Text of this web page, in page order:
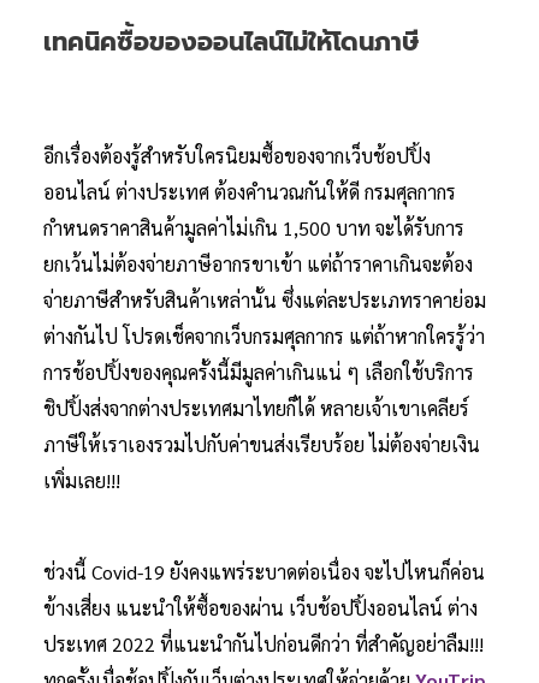
เทคนิคซื้อของออนไลน์ไม่ให้โดนภาษี
อีกเรื่องต้องรู้สำหรับใครนิยมซื้อของจากเว็บช้อปปิ้ง
ออนไลน์ ต่างประเทศ ต้องคำนวณกันให้ดี กรมศุลกากร
กำหนดราคาสินค้ามูลค่าไม่เกิน 1,500 บาท จะได้รับการ
ยกเว้นไม่ต้องจ่ายภาษีอากรขาเข้า แต่ถ้าราคาเกินจะต้อง
จ่ายภาษีสำหรับสินค้าเหล่านั้น ซึ่งแต่ละประเภทราคาย่อม
ต่างกันไป โปรดเช็คจากเว็บกรมศุลกากร แต่ถ้าหากใครรู้ว่า
การช้อปปิ้งของคุณครั้งนี้มีมูลค่าเกินแน่ ๆ เลือกใช้บริการ
ชิปปิ้งส่งจากต่างประเทศมาไทยก็ได้ หลายเจ้าเขาเคลียร์
ภาษีให้เราเองรวมไปกับค่าขนส่งเรียบร้อย ไม่ต้องจ่ายเงิน
เพิ่มเลย!!!
ช่วงนี้ Covid-19 ยังคงแพร่ระบาดต่อเนื่อง จะไปไหนก็ค่อน
ข้างเสี่ยง แนะนำให้ซื้อของผ่าน เว็บช้อปปิ้งออนไลน์ ต่าง
ประเทศ 2022 ที่แนะนำกันไปก่อนดีกว่า ที่สำคัญอย่าลืม!!!